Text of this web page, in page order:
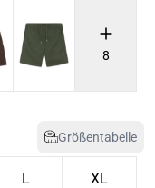
8
Größentabelle
L XL